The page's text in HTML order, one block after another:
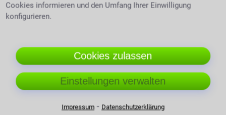
junger Anwalt spricht am Telefon
mit Mandant
Man hat kein Recht auf
Zugang zu diesen
Informationen. Sie
brauchen Hilfe bei der
Einholung von
Seinen Anwalt in Wendlingen am Neckar damit zu
Cookies informieren und den Umfang Ihrer Einwilligung
konfigurieren.
Cookies zulassen
Einstellungen verwalten
Impressum⁃ Datenschutzerklärung